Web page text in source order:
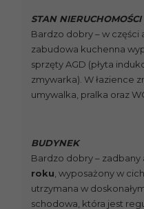
STAN NIERUCHOMOŚCI
Bardzo dobry – w
zabudowa kuchenna
sprzęty AGD (płyta
zmywarka). W łazience
umywalka, pralka oraz
BUDYNEK
Bardzo dobry –
roku , wyposażony w
utrzymana w
schodowa, która jest